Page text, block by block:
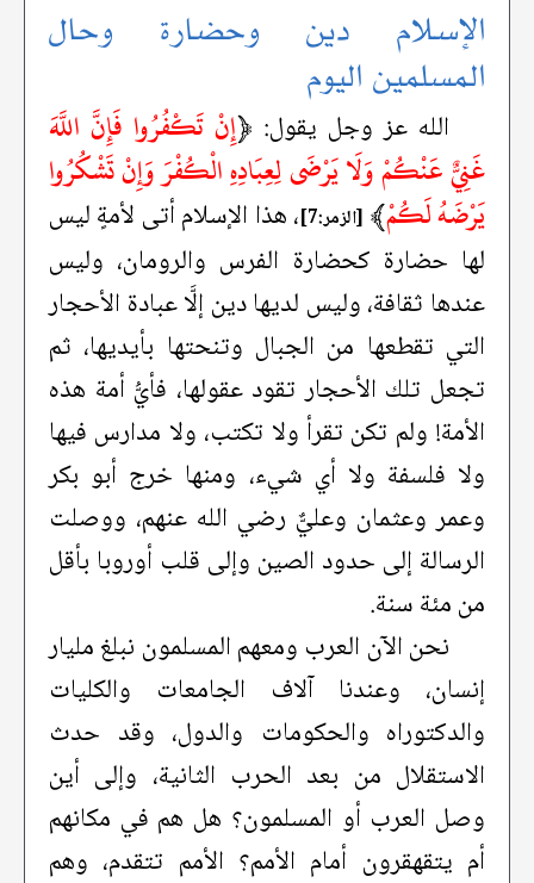
الإسلام دين وحضارة وحال
المسلمين اليوم
الله عز وجل يقول: ﴿إِنْ تَكْفُرُوا فَإِنَّ اللَّهَ
غَنِيٌّ عَنْكُمْ وَلَا يَرْضَى لِعِبَادِهِ الْكُفْرَ وَإِنْ تَشْكُرُوا
يَرْضَهُ لَكُمْ﴾ [الزمر:7]
، هذا الإسلام أتى لأمةٍ ليس
لها حضارة كحضارة الفرس والرومان، وليس
عندها ثقافة، وليس لديها دين إلَّا عبادة الأحجار
التي تقطعها من الجبال وتنحتها بأيديها، ثم
تجعل تلك الأحجار تقود عقولها، فأيُّ أمة هذه
الأمة! ولم تكن تقرأ ولا تكتب، ولا مدارس فيها
ولا فلسفة ولا أي شيء، ومنها خرج أبو بكر
وعمر وعثمان وعليٌّ رضي الله عنهم، ووصلت
الرسالة إلى حدود الصين وإلى قلب أوروبا بأقل
من مئة سنة.
نحن الآن العرب ومعهم المسلمون نبلغ مليار
إنسان، وعندنا آلاف الجامعات والكليات
والدكتوراه والحكومات والدول، وقد حدث
الاستقلال من بعد الحرب الثانية، وإلى أين
وصل العرب أو المسلمون؟ هل هم في مكانهم
أم يتقهقرون أمام الأمم؟ الأمم تتقدم، وهم